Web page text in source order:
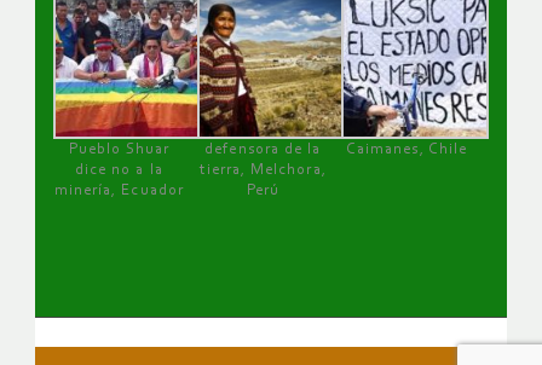
Pueblo Shuar
dice no a la
minería, Ecuador
defensora de la
tierra, Melchora,
Perú
Caimanes, Chile